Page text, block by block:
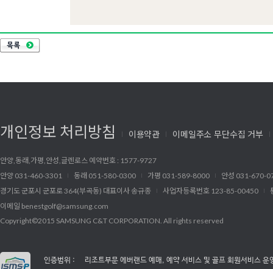
개인정보 처리방침 이용약관 이메일주소 무단수집 거부
안양,동래,가평,안성,글렌로스 예약번호 : 1577-9727
안양 031-460-3301
동래 051-580-0300 가평 031-589-8000
안성 031-670-
경기도 군포시 군포로 364(부곡동) 대표이사 송규종
사업자등록번호 123-85-00450
이메일 benestgolf@samsung.com
Copyright©2015 SAMSUNG C&T CORPORATION. All rights reserved
인증범위 :
리조트부문 에버랜드 예매, 예약 서비스 및 골프 회원서비스 운